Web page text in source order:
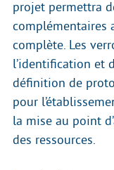
projet permettra
complémentaires
complète. Les
l’identification et
définition de
pour
la mise au point
des ressources.